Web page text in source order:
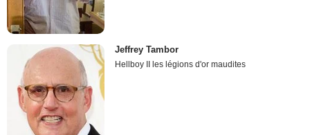
Jeffrey Tambor
Hellboy II les légions d'or maudites